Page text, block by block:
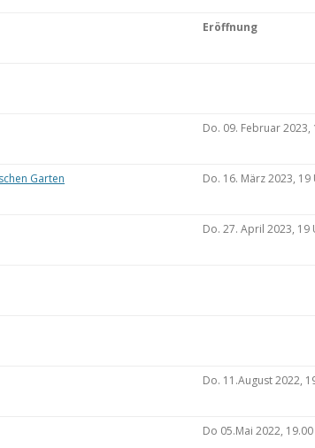
Eröffnung
Do. 09. Februar 2023,
Garten Do. 16. März 2023, 19
Do. 27. April 2023, 19
Do. 11.August 2022,
Do 05.Mai 2022,